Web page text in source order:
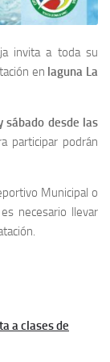
invita a toda su
en laguna La
sábado desde las
participar podrán
Municipal o
necesario llevar
a clases de